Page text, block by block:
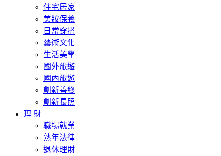
住宅居家
美妝保養
日常穿搭
藝術文化
生活美學
國外旅遊
國內旅遊
創新善終
創新長照
理 財
職場就業
熟年法律
退休理財